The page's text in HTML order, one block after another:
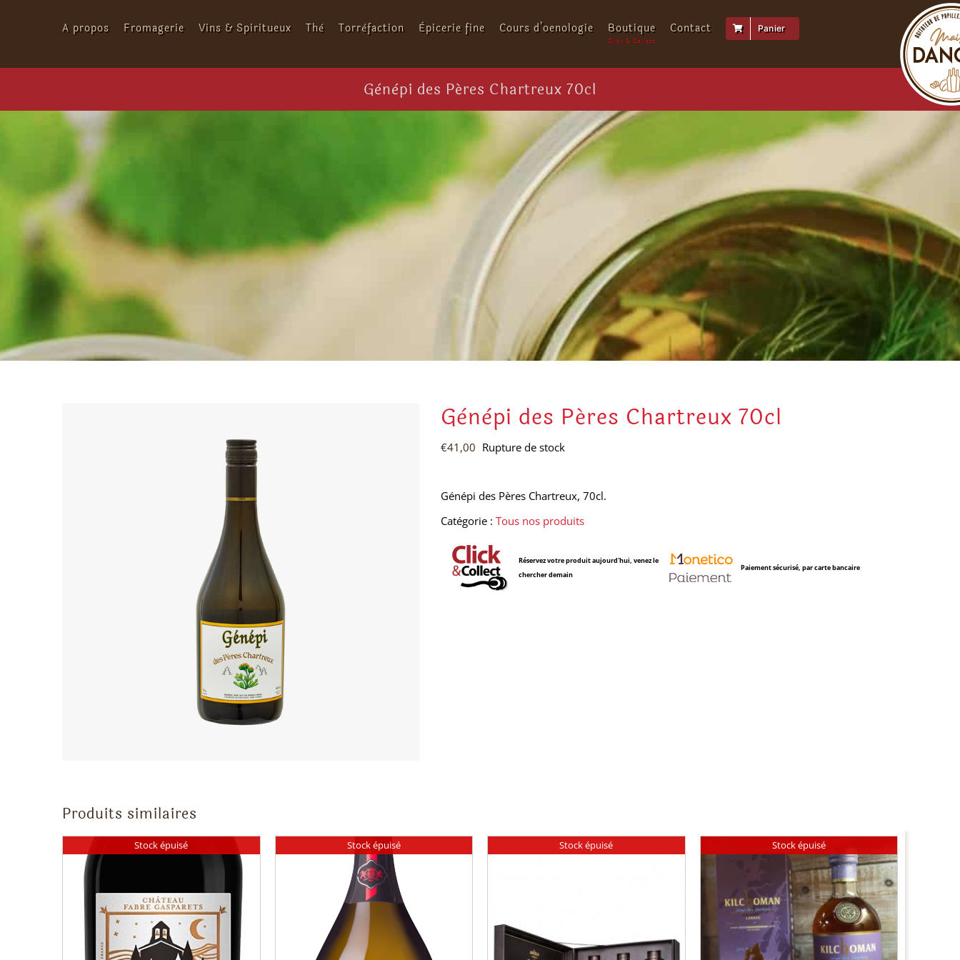
A propos Fromagerie Vins & Spiritueux Thé Torréfaction Épicerie fine Cours d’oenologie Boutique Contact Panier
Génépi des Pères Chartreux 70cl
Génépi des Pères Chartreux 70cl
€41,00 Rupture de stock
Génépi des Pères Chartreux, 70cl.
Catégorie : Tous nos produits
Réservez votre produit aujourd'hui, venez le
chercher demain
Paiement sécurisé, par carte bancaire
Produits similaires
Stock épuisé Stock épuisé Stock épuisé Stock épuisé